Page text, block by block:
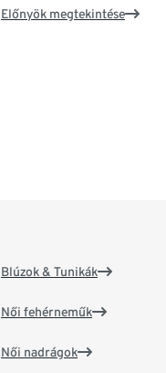
Előnyök megtekintése
Blúzok & Tunikák
Női fehérneműk
Női nadrágok